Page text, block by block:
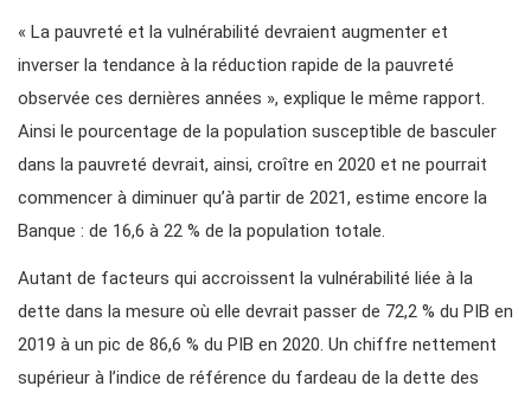
« La pauvreté et la vulnérabilité devraient augmenter et
inverser la tendance à la réduction rapide de la pauvreté
observée ces dernières années », explique le même rapport.
Ainsi le pourcentage de la population susceptible de basculer
dans la pauvreté devrait, ainsi, croître en 2020 et ne pourrait
commencer à diminuer qu’à partir de 2021, estime encore la
Banque : de 16,6 à 22 % de la population totale.
Autant de facteurs qui accroissent la vulnérabilité liée à la
dette dans la mesure où elle devrait passer de 72,2 % du PIB en
2019 à un pic de 86,6 % du PIB en 2020. Un chiffre nettement
supérieur à l’indice de référence du fardeau de la dette des